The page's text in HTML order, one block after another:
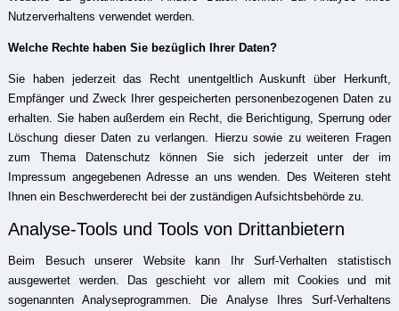
Nutzerverhaltens verwendet werden.
Welche Rechte haben Sie bezüglich Ihrer Daten?
Sie haben jederzeit das Recht unentgeltlich Auskunft über Herkunft,
Empfänger und Zweck Ihrer gespeicherten personenbezogenen Daten zu
erhalten. Sie haben außerdem ein Recht, die Berichtigung, Sperrung oder
Löschung dieser Daten zu verlangen. Hierzu sowie zu weiteren Fragen
zum Thema Datenschutz können Sie sich jederzeit unter der im
Impressum angegebenen Adresse an uns wenden. Des Weiteren steht
Ihnen ein Beschwerderecht bei der zuständigen Aufsichtsbehörde zu.
Analyse-Tools und Tools von Drittanbietern
Beim Besuch unserer Website kann Ihr Surf-Verhalten statistisch
ausgewertet werden. Das geschieht vor allem mit Cookies und mit
sogenannten Analyseprogrammen. Die Analyse Ihres Surf-Verhaltens